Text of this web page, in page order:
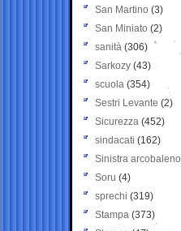
San Martino (3)
San Miniato (2)
sanità (306)
Sarkozy (43)
scuola (354)
Sestri Levante (2)
Sicurezza (452)
sindacati (162)
Sinistra arcobaleno
Soru (4)
sprechi (319)
Stampa (373)